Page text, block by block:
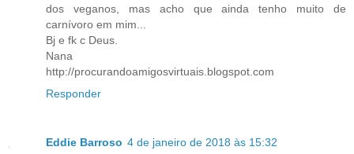
dos veganos, mas acho que ainda tenho muito de
carnívoro em mim...
Bj e fk c Deus.
Nana
http://procurandoamigosvirtuais.blogspot.com
Responder
Eddie Barroso 4 de janeiro de 2018 às 15:32